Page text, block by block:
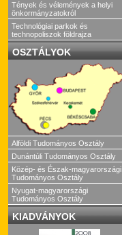
Tények és vélemények a helyi
önkormányzatokról
Technológiai parkok és
technopoliszok földrajza
OSZTÁLYOK
Alföldi Tudományos Osztály
Dunántúli Tudományos Osztály
Közép- és Észak-magyarországi
Tudományos Osztály
Nyugat-magyarországi
Tudományos Osztály
KIADVÁNYOK